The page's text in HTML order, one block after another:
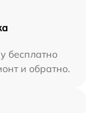
бесплатно
и обратно.